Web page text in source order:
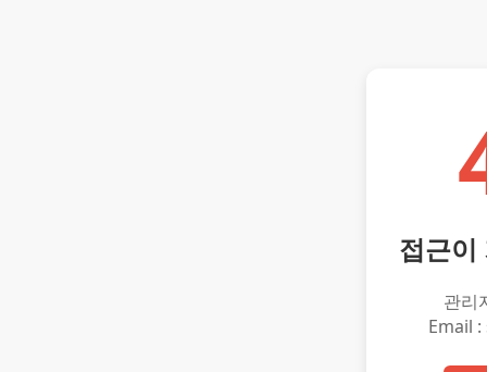
접근이
관리
Email